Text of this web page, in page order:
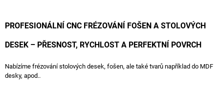
PROFESIONÁLNÍ CNC FRÉZOVÁNÍ FOŠEN A STOLOVÝCH
DESEK – PŘESNOST, RYCHLOST A PERFEKTNÍ POVRCH
Nabízíme frézování stolových desek, fošen, ale také tvarů například do MDF
desky, apod..
J
T
E
N